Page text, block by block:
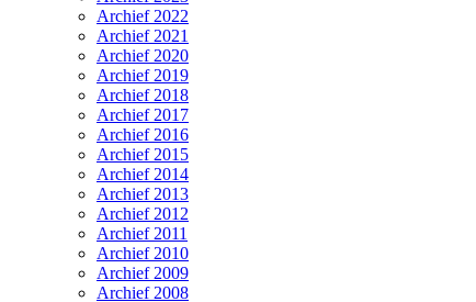
Archief 2022
Archief 2021
Archief 2020
Archief 2019
Archief 2018
Archief 2017
Archief 2016
Archief 2015
Archief 2014
Archief 2013
Archief 2012
Archief 2011
Archief 2010
Archief 2009
Archief 2008